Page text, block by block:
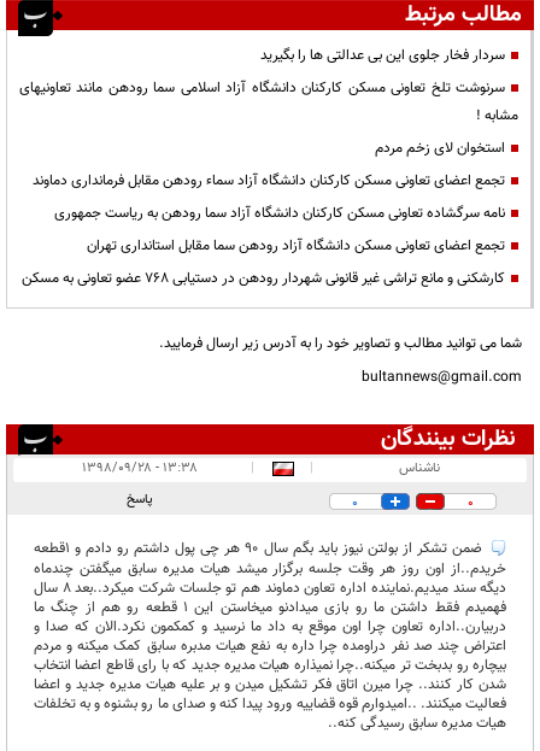
مطالب مرتبط
سردار فخار جلوی این بی عدالتی ها را بگیرید
سرنوشت تلخ تعاونی مسکن کارکنان دانشگاه آزاد اسلامی سما رودهن مانند تعاونیهای
مشابه !
استخوان لای زخم مردم
تجمع اعضای تعاونی مسکن کارکنان دانشگاه آزاد سماء رودهن مقابل فرمانداری دماوند
نامه سرگشاده تعاونی مسکن کارکنان دانشگاه آزاد سما رودهن به ریاست جمهوری
تجمع اعضای تعاونی مسکن دانشگاه آزاد رودهن سما مقابل استانداری تهران
کارشکنی و مانع تراشی غیر قانونی شهردار رودهن در دستیابی 768 عضو تعاونی به مسکن
شما می توانید مطالب و تصاویر خود را به آدرس زیر ارسال فرمایید.
bultannews@gmail.com
نظرات بینندگان
در انتظار بررسی:
ناشناس |
|
۱۳:۳۸ - ۱۳۹۸/۰۹/۲۸
0
0 پاسخ
ضمن تشکر از بولتن نیوز باید بگم سال 90 هر چی پول داشتم رو دادم و 1قطعه
خریدم..از اون روز هر وقت جلسه برگزار میشد هیات مدیره سابق میگفتن چندماه
دیگه سند میدیم.نماینده اداره تعاون دماوند هم تو جلسات شرکت میکرد..بعد 8 سال
فهمیدم فقط داشتن ما رو بازی میدادنو میخاستن این 1 قطعه رو هم از چنگ ما
دربیارن..اداره تعاون چرا اون موقع به داد ما نرسید و کمکمون نکرد.الان که صدا و
اعتراض چند صد نفر دراومده چرا داره به نفع هیات مدبره سابق کمک میکنه و مردم
بیچاره رو بدبخت تر میکنه..چرا نمیذاره هیات مدیره جدید که با رای قاطع اعضا انتخاب
شدن کار کنند.. چرا میرن اتاق فکر تشکیل میدن و بر علیه هیات مدیره جدید و اعضا
فعالیت میکنند. ..امیدوارم قوه قضاییه ورود پیدا کنه و صدای ما رو بشنوه و به تخلفات
هیات مدیره سابق رسیدگی کنه..